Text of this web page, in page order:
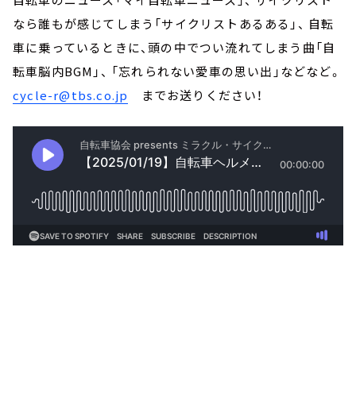
なら誰もが感じてしまう「サイクリストあるある」、 自転
車に乗っているときに、頭の中でつい流れてしまう曲「自
転車脳内BGM」、 「忘れられない愛車の思い出」などなど。
cycle-r@tbs.co.jp
までお送りください！